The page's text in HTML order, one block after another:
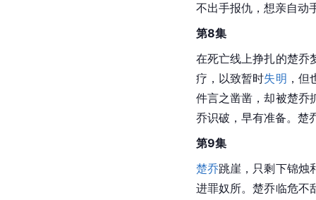
不出手报仇，想亲自动
第8集
在死亡线上挣扎的楚乔
疗，以致暂时失明 ，
件言之凿凿，却被楚乔
乔识破，早有准备。楚
第9集
楚乔跳崖，只剩下锦烛
进罪奴所。楚乔临危不